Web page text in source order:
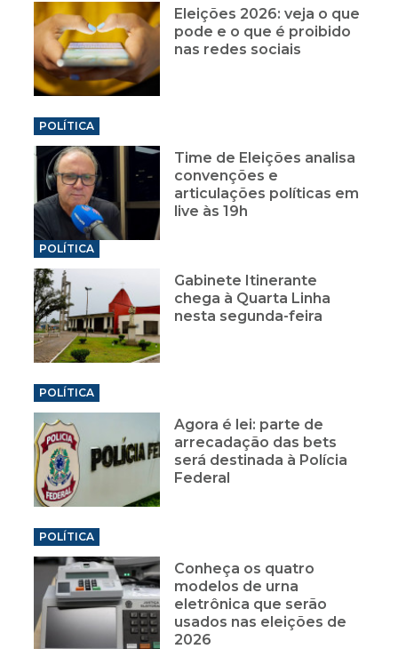
Eleições 2026: veja o que
pode e o que é proibido
nas redes sociais
POLÍTICA
Time de Eleições analisa
convenções e
articulações políticas em
live às 19h
POLÍTICA
Gabinete Itinerante
chega à Quarta Linha
nesta segunda-feira
POLÍTICA
Agora é lei: parte de
arrecadação das bets
será destinada à Polícia
Federal
POLÍTICA
Conheça os quatro
modelos de urna
eletrônica que serão
usados nas eleições de
2026